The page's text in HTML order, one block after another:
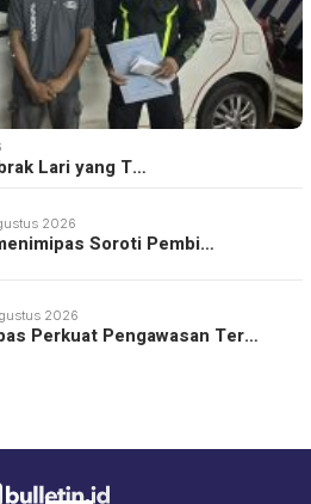
Lari yang T…
2026
Soroti Pembi…
2026
Perkuat Pengawasan Ter…